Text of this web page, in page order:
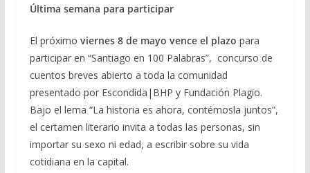
Última semana para participar
El próximo viernes 8 de mayo vence el plazo para
participar en “Santiago en 100 Palabras”, concurso de
cuentos breves abierto a toda la comunidad
presentado por Escondida|BHP y Fundación Plagio.
Bajo el lema “La historia es ahora, contémosla juntos”,
el certamen literario invita a todas las personas, sin
importar su sexo ni edad, a escribir sobre su vida
cotidiana en la capital.